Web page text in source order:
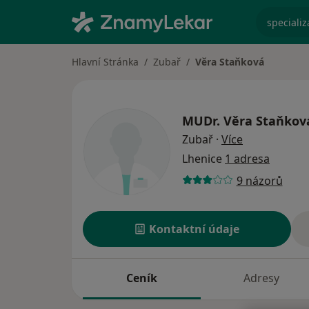
Hlavní Stránka Zubař Věra Staňková
MUDr. Věra
Zubař · Více
Lhenice 1 adresa
9 názorů
Kontaktní údaje
Ceník Adresy